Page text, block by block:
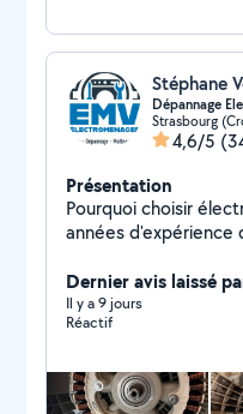
Dépannage
Strasbourg
4,6/5
Présentation
Pourquoi choisir
années d'expérience dans le
central de mon domaine 97% de
moyenne Chez emv tout se répare !! dépannage
électroménager toutes
N'hésitez pas à me contacter
l'écoute du client
Dernier avis laissé
Il y a 9 jours
Réactif